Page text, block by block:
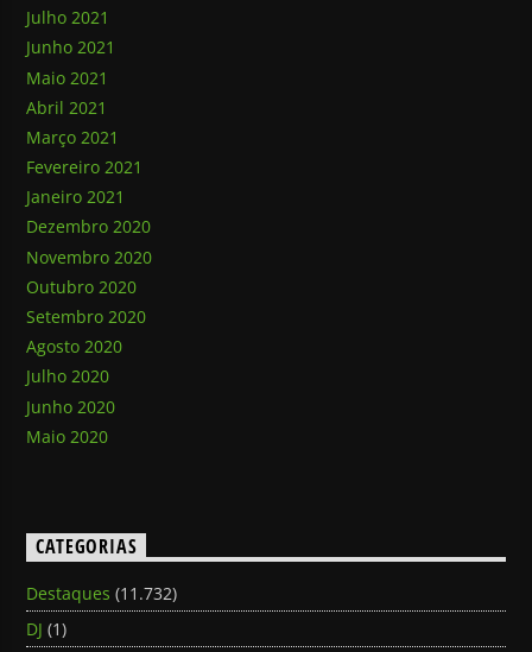
Julho 2021
Junho 2021
Maio 2021
Abril 2021
Março 2021
Fevereiro 2021
Janeiro 2021
Dezembro 2020
Novembro 2020
Outubro 2020
Setembro 2020
Agosto 2020
Julho 2020
Junho 2020
Maio 2020
CATEGORIAS
Destaques (11.732)
DJ (1)